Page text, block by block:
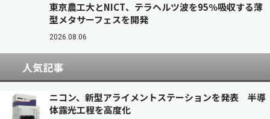
東京農工大とNICT、テラヘルツ波を95％吸収する薄
型メタサーフェスを開発
2026.08.06
人気記事
ニコン、新型アライメントステーションを発表 半導
体露光工程を高度化